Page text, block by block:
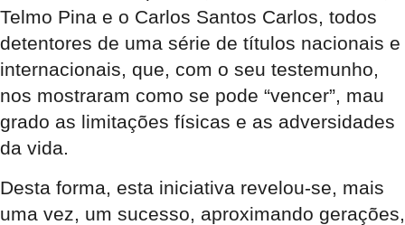
Telmo Pina e o Carlos Santos Carlos, todos
detentores de uma série de títulos nacionais e
internacionais, que, com o seu testemunho,
nos mostraram como se pode “vencer”, mau
grado as limitações físicas e as adversidades
da vida.
Desta forma, esta iniciativa revelou-se, mais
uma vez, um sucesso, aproximando gerações,